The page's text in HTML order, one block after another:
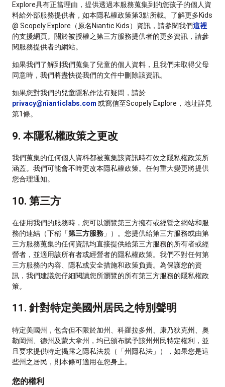
Explore具有正當理由，提供透過本服務蒐集到的您孩子的個人資
料給外部服務提供者，如本隱私權政策第3點所載。了解更多Kids
@ Scopely Explore（原名Niantic Kids）資訊，請參閱我們這裡
的支援網頁。關於被授權之第三方服務提供者的更多資訊，請參
閱服務提供者的網站。
如果我們了解到我們蒐集了兒童的個人資料，且我們未取得父母
同意時，我們將盡快從我們的文件中刪除該資訊。
如果您對我們的兒童隱私作法有疑問，請於
privacy@nianticlabs.com 或寫信至Scopely Explore，地址詳見
第1條。
9. 本隱私權政策之更改
我們蒐集的任何個人資料都被蒐集該資訊時有效之隱私權政策所
涵蓋。我們可能會不時更改本隱私權政策。任何重大變更將提供
您合理通知。
10. 第三方
在使用我們的服務時，您可以瀏覽第三方擁有或經營之網站和服
務的連結（下稱「第三方服務 」）。您提供給第三方服務或由第
三方服務蒐集的任何資訊均直接提供給第三方服務的所有者或經
營者，並適用該所有者或經營者的隱私權政策。我們不對任何第
三方服務的內容、隱私或安全措施和政策負責。為保護您的資
訊，我們建議您仔細閱讀您所瀏覽的所有第三方服務的隱私權政
策。
11. 針對特定美國州居民之特別聲明
特定美國州，包含但不限於加州、科羅拉多州、康乃狄克州、奧
勒岡州、德州及蒙大拿州，均已頒布賦予該州州民特定權利，並
且要求提供特定揭露之隱私法規（「州隱私法」），如果您是這
些州之居民，則本條可適用在您身上。
您的權利